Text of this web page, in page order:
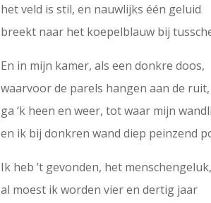
het veld is stil, en nauwlijks één geluid
breekt naar het koepelblauw bij
En in mijn kamer, als een donkre doos,
waarvoor de parels hangen aan de ruit,
ga ‘k heen en weer, tot waar mijn
en ik bij donkren wand diep peinzend
Ik heb ’t gevonden, het menschengeluk,
al moest ik worden vier en dertig jaar